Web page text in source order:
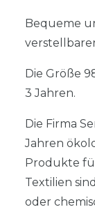
Bequeme
Die Größe
3 Jahren.
Die Firma
Jahren
Produkte
Textilien
oder